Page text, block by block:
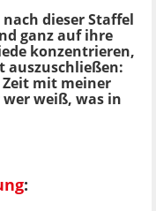
dieser Staffel
ganz auf ihre
konzentrieren,
auszuschließen:
mit meiner
weiß, was in
: